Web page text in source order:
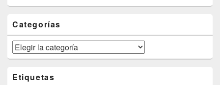
Categorías
Categorías
Etiquetas